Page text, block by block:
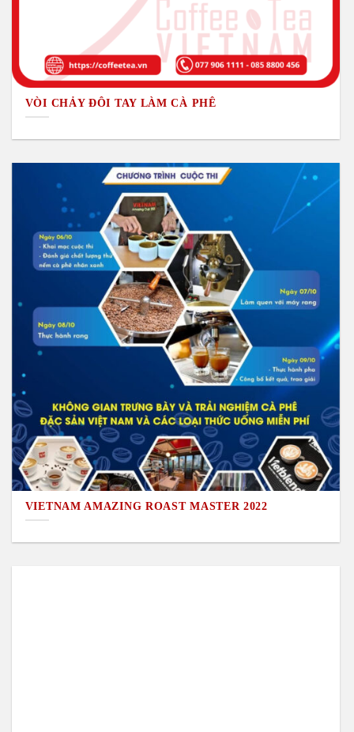
VÒI CHẢY ĐÔI TAY LÀM CÀ PHÊ
VIETNAM AMAZING ROAST MASTER 2022